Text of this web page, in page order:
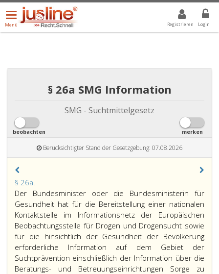
Registrieren Login
Menü
öffnen/schließen
Menü
ALLE DROPDOWN: GEWÄHLTER WERT IST ALLE
§ 26a SMG Information
SMG - Suchtmittelgesetz
beobachten merken
Berücksichtigter Stand der Gesetzgebung: 07.08.2026
§ 26a.
26
a,
Der Bundesminister oder die Bundesministerin für
Gesundheit hat für die Bereitstellung einer nationalen
Kontaktstelle im Informationsnetz der Europäischen
Beobachtungsstelle für Drogen und Drogensucht sowie
für die hinsichtlich der Gesundheit der Bevölkerung
erforderliche Information auf dem Gebiet der
Suchtprävention einschließlich der Information über die
Beratungs- und Betreuungseinrichtungen Sorge zu